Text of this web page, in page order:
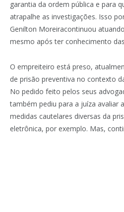
garantia da ordem pública e para
atrapalhe as investigações. Isso
Genilton Moreiracontinuou
mesmo após ter conhecimento
O empreiteiro está preso,
de prisão preventiva no contexto
No pedido feito pelos seus
também pediu para a juíza avaliar
medidas cautelares diversas da
eletrônica, por exemplo. Mas,